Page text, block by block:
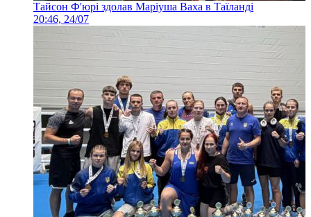
Тайсон Ф'юрі здолав Маріуша Ваха в Таїланді
20:46, 24/07